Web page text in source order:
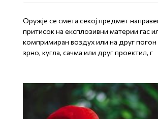
Оружје се смета секој предмет
притисок на експлозивни материи гас
компримиран воздух или на друг
зрно, кугла, сачма или друг проектил, г